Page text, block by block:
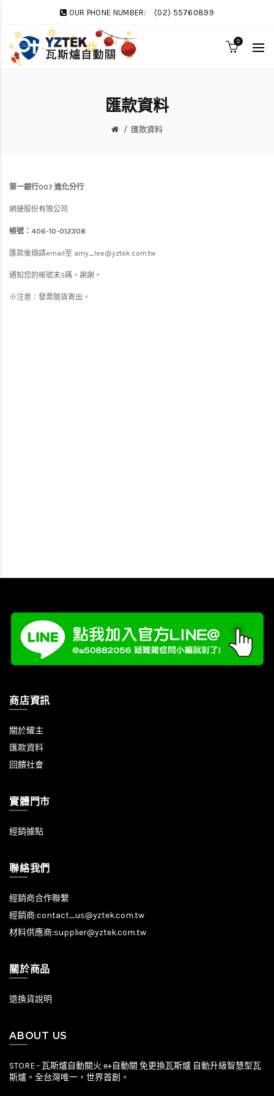
OUR PHONE NUMBER: (02) 55760899
0
匯款資料
匯款資料
第一銀行007 進化分行
網捷股份有限公司
帳號：406-10-012308
匯款後煩請email至 amy_lee@yztek.com.tw
通知您的帳號末5碼。謝謝。
※注意：發票隨貨寄出。
商店資訊
關於耀主
匯款資料
回饋社會
實體門市
經銷據點
聯絡我們
經銷商合作聯繫
經銷商:contact_us@yztek.com.tw
材料供應商:supplier@yztek.com.tw
關於商品
退換貨說明
ABOUT US
STORE - 瓦斯爐自動關火 e+自動關 免更換瓦斯爐 自動升級智慧型瓦
斯爐。全台灣唯一，世界首創。